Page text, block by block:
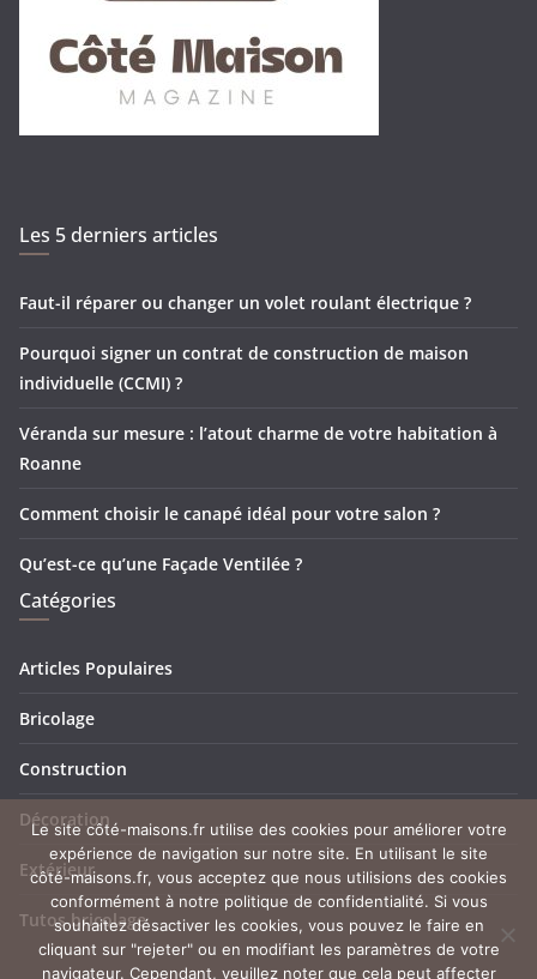
Les 5 derniers articles
Faut-il réparer ou changer un volet roulant électrique ?
Pourquoi signer un contrat de construction de maison
individuelle (CCMI) ?
Véranda sur mesure : l’atout charme de votre habitation à
Roanne
Comment choisir le canapé idéal pour votre salon ?
Qu’est-ce qu’une Façade Ventilée ?
Catégories
Articles Populaires
Bricolage
Construction
Décoration
Extérieur
Tutos bricolage
Le site côté-maisons.fr utilise des cookies pour améliorer votre
expérience de navigation sur notre site. En utilisant le site
côté-maisons.fr, vous acceptez que nous utilisions des cookies
conformément à notre politique de confidentialité. Si vous
souhaitez désactiver les cookies, vous pouvez le faire en
cliquant sur "rejeter" ou en modifiant les paramètres de votre
navigateur. Cependant, veuillez noter que cela peut affecter